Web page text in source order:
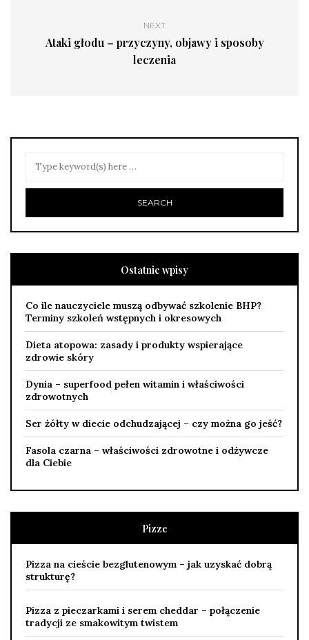
NEXT
Ataki głodu – przyczyny, objawy i sposoby
leczenia
Ostatnie wpisy
Co ile nauczyciele muszą odbywać szkolenie BHP?
Terminy szkoleń wstępnych i okresowych
Dieta atopowa: zasady i produkty wspierające
zdrowie skóry
Dynia – superfood pełen witamin i właściwości
zdrowotnych
Ser żółty w diecie odchudzającej – czy można go jeść?
Fasola czarna – właściwości zdrowotne i odżywcze
dla Ciebie
Pizze
Pizza na cieście bezglutenowym – jak uzyskać dobrą
strukturę?
Pizza z pieczarkami i serem cheddar – połączenie
tradycji ze smakowitym twistem